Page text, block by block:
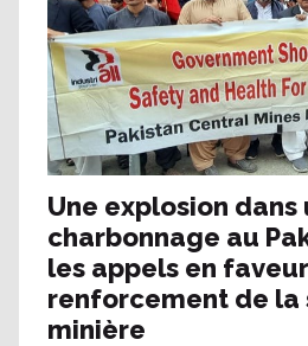
Une explosion dans
charbonnage au
les appels en faveur
renforcement de la
minière